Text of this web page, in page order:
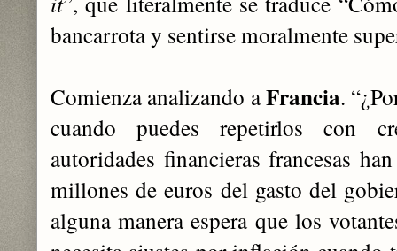
bancarrota y sentirse moralmente
Comienza analizando aFrancia.
cuando puedes repetirlos con
autoridades financieras francesas
millones de euros del gasto del
alguna manera espera que los